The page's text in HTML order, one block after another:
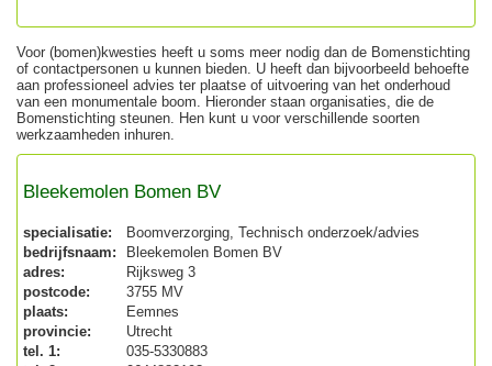
Voor (bomen)kwesties heeft u soms meer nodig dan de Bomenstichting
of contactpersonen u kunnen bieden. U heeft dan bijvoorbeeld behoefte
aan professioneel advies ter plaatse of uitvoering van het onderhoud
van een monumentale boom. Hieronder staan organisaties, die de
Bomenstichting steunen. Hen kunt u voor verschillende soorten
werkzaamheden inhuren.
Bleekemolen Bomen BV
specialisatie:
Boomverzorging, Technisch onderzoek/advies
bedrijfsnaam:
Bleekemolen Bomen BV
adres:
Rijksweg 3
postcode:
3755 MV
plaats:
Eemnes
provincie:
Utrecht
tel. 1:
035-5330883